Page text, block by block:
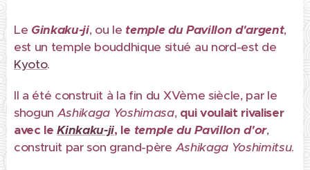
Le Ginkaku-ji, ou le temple du Pavillon d'argent,
est un temple bouddhique situé au nord-est de
Kyoto.
Il a été construit à la fin du XVème siècle, par le
shogun Ashikaga Yoshimasa, qui voulait rivaliser
avec leKinkaku-ji, le temple du Pavillon d'or,
construit par son grand-père Ashikaga Yoshimitsu.